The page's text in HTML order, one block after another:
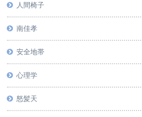
人間椅子
南佳孝
安全地帯
心理学
怒髪天